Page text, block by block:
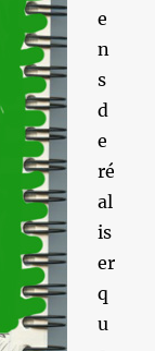
e
n
s
d
e
ré
al
is
er
q
u